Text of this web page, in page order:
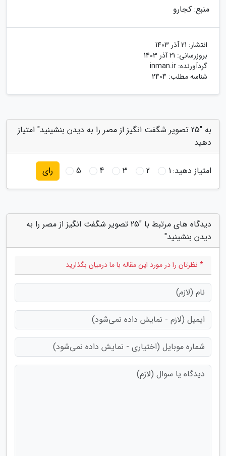
منبع: کجارو
انتشار: 21 آذر 1403
بروزرسانی: 21 آذر 1403
گردآورنده: inman.ir
شناسه مطلب: 2404
به "25 تصویر شگفت انگیز از مصر را به دیدن بنشینید" امتیاز
دهید
امتیاز دهید:1
2
3
4
5 رای
دیدگاه های مرتبط با "25 تصویر شگفت انگیز از مصر را به
دیدن بنشینید"
* نظرتان را در مورد این مقاله با ما درمیان بگذارید